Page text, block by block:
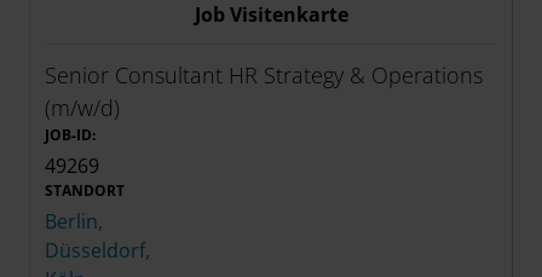
Job Visitenkarte
Senior Consultant HR Strategy & Operations
(m/w/d)
JOB-ID:
49269
STANDORT
Berlin,
Düsseldorf,